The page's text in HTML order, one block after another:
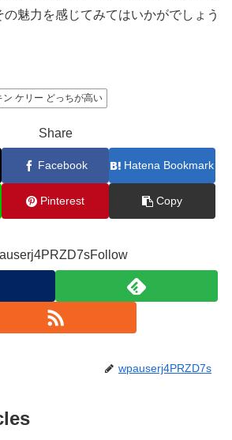
魅力を感じてみてはいかがでしょう
ン ケリー どっちが高い
Share
Facebook Hatena Bookmark
Pinterest Copy
wpauserj4PRZD7s